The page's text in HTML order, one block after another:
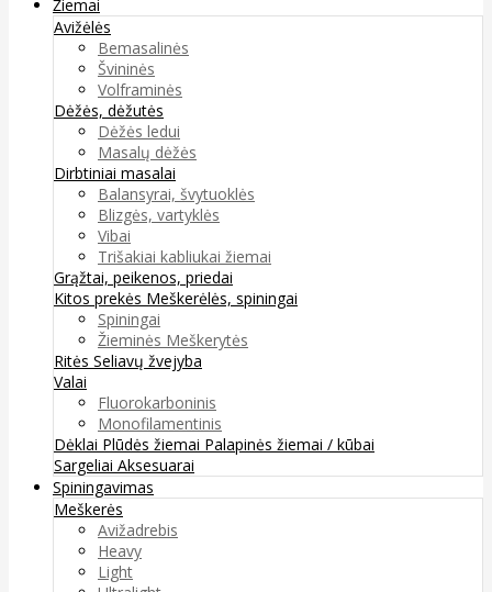
Žiemai
Avižėlės
Bemasalinės
Švininės
Volframinės
Dėžės, dėžutės
Dėžės ledui
Masalų dėžės
Dirbtiniai masalai
Balansyrai, švytuoklės
Blizgės, vartyklės
Vibai
Trišakiai kabliukai žiemai
Grąžtai, peikenos, priedai
Kitos prekės Meškerėlės, spiningai
Spiningai
Žieminės Meškerytės
Ritės Seliavų žvejyba
Valai
Fluorokarboninis
Monofilamentinis
Dėklai Plūdės žiemai Palapinės žiemai / kūbai
Sargeliai Aksesuarai
Spiningavimas
Meškerės
Avižadrebis
Heavy
Light